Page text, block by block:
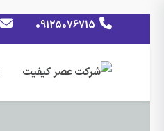
09125076715